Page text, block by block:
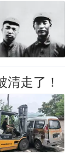
清走了！